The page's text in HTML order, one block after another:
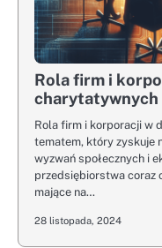
Rola firm i
charytatywnych
Rola firm i korporacji w
tematem, który zyskuje
wyzwań społecznych i
przedsiębiorstwa coraz
mające na…
28 listopada, 2024